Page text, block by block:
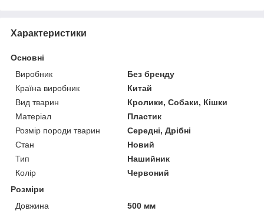
Характеристики
Основні
Виробник
Без бренду
Країна виробник
Китай
Вид тварин
Кролики, Собаки, Кішки
Матеріал
Пластик
Розмір породи тварин
Середні, Дрібні
Стан
Новий
Тип
Нашийник
Колір
Червоний
Розміри
Довжина
500 мм